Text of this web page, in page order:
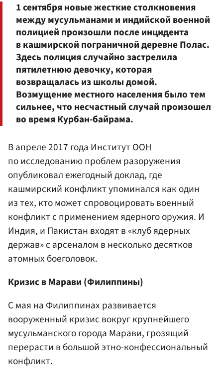
1 сентября новые жесткие столкновения
между мусульманами и индийской военной
полицией произошли после инцидента
в кашмирской пограничной деревне Полас.
Здесь полиция случайно застрелила
пятилетнюю девочку, которая
возвращалась из школы домой.
Возмущение местного населения было тем
сильнее, что несчастный случай произошел
во время Курбан-байрама.
В апреле 2017 года ИнститутООН
по исследованию проблем разоружения
опубликовал ежегодный доклад, где
кашмирский конфликт упоминался как один
из тех, кто может спровоцировать военный
конфликт с применением ядерного оружия. И
Индия, и Пакистан входят в «клуб ядерных
держав» с арсеналом в несколько десятков
атомных боеголовок.
Кризис в Марави (Филиппины)
С мая на Филиппинах развивается
вооруженный кризис вокруг крупнейшего
мусульманского города Марави, грозящий
перерасти в большой этно-конфессиональный
конфликт.